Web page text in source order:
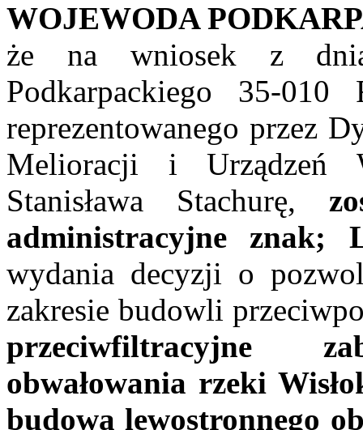
WOJEWODA
że na wniosek z dnia
Podkarpackiego 35-
reprezentowanego przez
Melioracji i Urządzeń
Stanisława Stachurę,
administracyjne znak;
wydania decyzji o
zakresie budowli
przeciwfiltracyjne
obwałowania rzeki
budowa lewostronnego